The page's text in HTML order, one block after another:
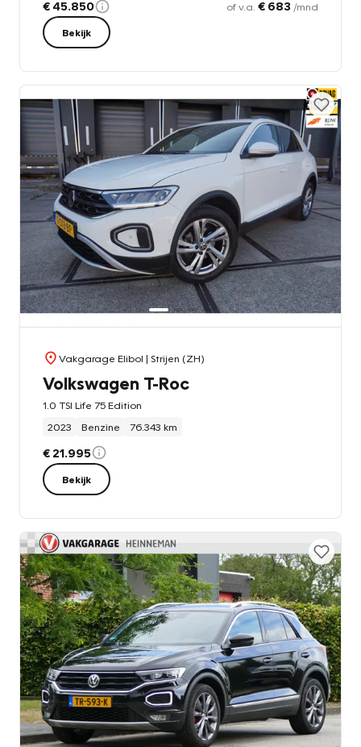
€ 45.850 of v.a. € 683 /mnd
Bekijk
Vakgarage Elibol | Strijen (ZH)
Volkswagen T-Roc
1.0 TSI Life 75 Edition
2023
Benzine 76.343 km
€ 21.995
Bekijk